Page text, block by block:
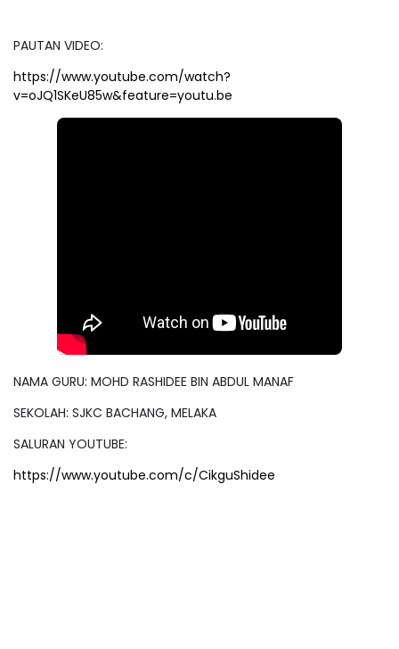
PAUTAN VIDEO:
https://www.youtube.com/watch?
v=oJQ1SKeU85w&feature=youtu.be
NAMA GURU: MOHD RASHIDEE BIN ABDUL MANAF
SEKOLAH: SJKC BACHANG, MELAKA
SALURAN YOUTUBE:
https://www.youtube.com/c/CikguShidee